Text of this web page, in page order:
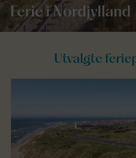
Ferie i Nordjylland